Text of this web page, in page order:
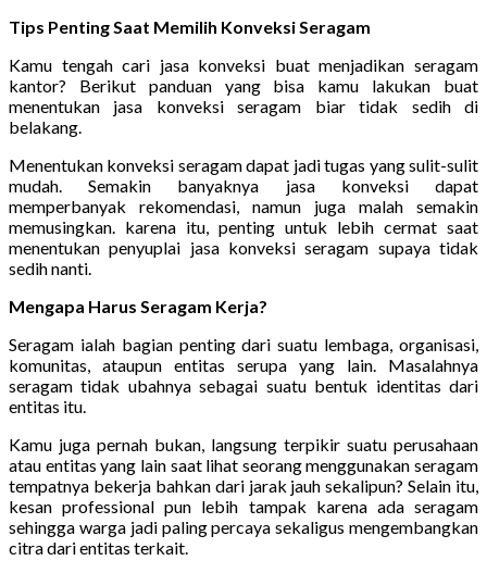
Tips Penting Saat Memilih Konveksi Seragam
Kamu tengah cari jasa konveksi buat menjadikan seragam
kantor? Berikut panduan yang bisa kamu lakukan buat
menentukan jasa konveksi seragam biar tidak sedih di
belakang.
Menentukan konveksi seragam dapat jadi tugas yang sulit-sulit
mudah. Semakin banyaknya jasa konveksi dapat
memperbanyak rekomendasi, namun juga malah semakin
memusingkan. karena itu, penting untuk lebih cermat saat
menentukan penyuplai jasa konveksi seragam supaya tidak
sedih nanti.
Mengapa Harus Seragam Kerja?
Seragam ialah bagian penting dari suatu lembaga, organisasi,
komunitas, ataupun entitas serupa yang lain. Masalahnya
seragam tidak ubahnya sebagai suatu bentuk identitas dari
entitas itu.
Kamu juga pernah bukan, langsung terpikir suatu perusahaan
atau entitas yang lain saat lihat seorang menggunakan seragam
tempatnya bekerja bahkan dari jarak jauh sekalipun? Selain itu,
kesan professional pun lebih tampak karena ada seragam
sehingga warga jadi paling percaya sekaligus mengembangkan
citra dari entitas terkait.